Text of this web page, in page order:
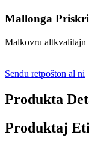
Mallonga
Malkovru altkvalitajn
Sendu retpoŝton al ni
Produkta
Produktaj